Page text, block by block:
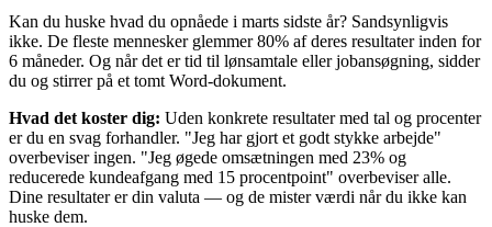
Kan du huske hvad du opnåede i marts sidste år? Sandsynligvis
ikke. De fleste mennesker glemmer 80% af deres resultater inden for
6 måneder. Og når det er tid til lønsamtale eller jobansøgning, sidder
du og stirrer på et tomt Word-dokument.
Hvad det koster dig: Uden konkrete resultater med tal og procenter
er du en svag forhandler. "Jeg har gjort et godt stykke arbejde"
overbeviser ingen. "Jeg øgede omsætningen med 23% og
reducerede kundeafgang med 15 procentpoint" overbeviser alle.
Dine resultater er din valuta — og de mister værdi når du ikke kan
huske dem.